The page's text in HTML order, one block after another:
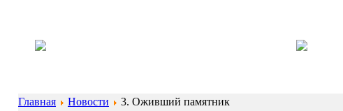
Главная Новости 3. Оживший памятник